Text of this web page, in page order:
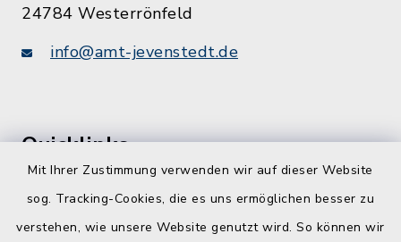
Mit Ihrer Zustimmung verwenden wir auf dieser Website
sog. Tracking-Cookies, die es uns ermöglichen besser zu
verstehen, wie unsere Website genutzt wird. So können wir
24784 Westerrönfeld
info@amt-jevenstedt.de
Quicklinks
Schule am Ochsenweg